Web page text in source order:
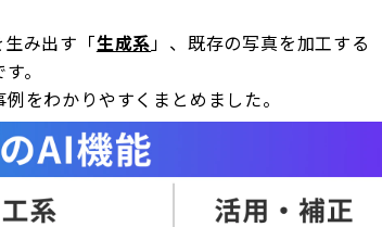
み出す「生成系」、既存の写真を加工する
す。
をわかりやすくまとめました。